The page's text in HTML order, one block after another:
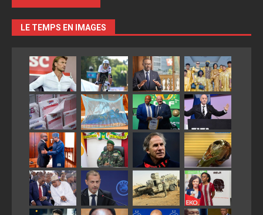
LE TEMPS EN IMAGES